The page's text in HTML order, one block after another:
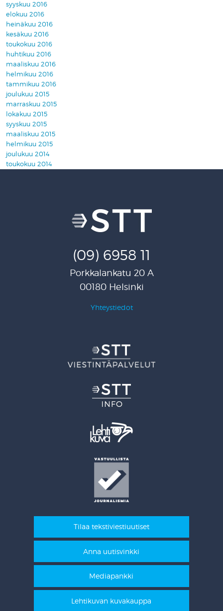
syyskuu 2016
elokuu 2016
heinäkuu 2016
kesäkuu 2016
toukokuu 2016
huhtikuu 2016
maaliskuu 2016
helmikuu 2016
tammikuu 2016
joulukuu 2015
marraskuu 2015
lokakuu 2015
syyskuu 2015
maaliskuu 2015
helmikuu 2015
joulukuu 2014
toukokuu 2014
(09) 6958 11
Porkkalankatu 20 A
00180 Helsinki
Yhteystiedot
Tilaa tekstiviestiuutiset
Anna uutisvinkki
Mediapankki
Lehtikuvan kuvakauppa